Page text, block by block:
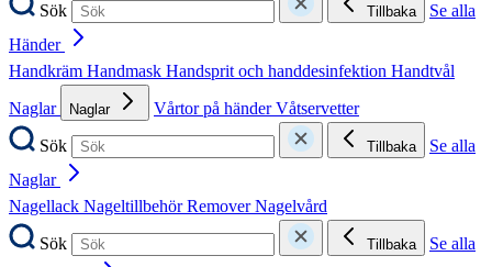
Sök
Tillbaka
Se alla
Händer
Handkräm Handmask Handsprit och handdesinfektion Handtvål
Naglar
Naglar Vårtor på händerVåtservetter
Sök
Tillbaka
Se alla
Naglar
Nagellack NageltillbehörRemoverNagelvård
Sök
Tillbaka
Se alla